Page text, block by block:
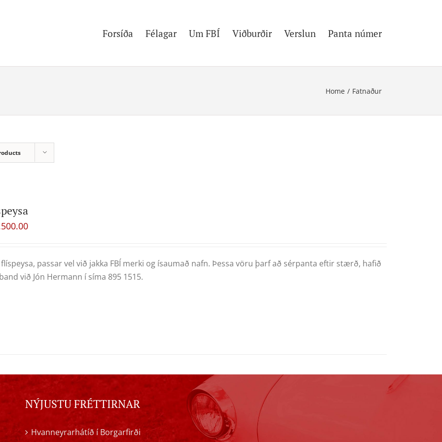
Forsíða Félagar Um FBÍ Viðburðir Verslun Panta númer
Home / Fatnaður
passar vel við jakka FBÍ merki og ísaumað nafn. Þessa vöru þarf að sérpanta eftir stærð, hafið
við Jón Hermann í síma 895 1515.
NÝJUSTU FRÉTTIRNAR
Hvanneyrarhátíð í Borgarfirði